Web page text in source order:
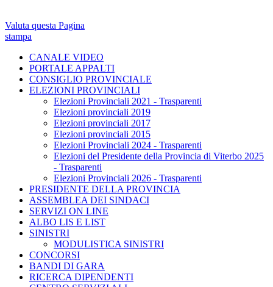
Valuta questa Pagina
stampa
CANALE VIDEO
PORTALE APPALTI
CONSIGLIO PROVINCIALE
ELEZIONI PROVINCIALI
Elezioni Provinciali 2021 - Trasparenti
Elezioni provinciali 2019
Elezioni provinciali 2017
Elezioni provinciali 2015
Elezioni Provinciali 2024 - Trasparenti
Elezioni del Presidente della Provincia di Viterbo 2025
- Trasparenti
Elezioni Provinciali 2026 - Trasparenti
PRESIDENTE DELLA PROVINCIA
ASSEMBLEA DEI SINDACI
SERVIZI ON LINE
ALBO LIS E LIST
SINISTRI
MODULISTICA SINISTRI
CONCORSI
BANDI DI GARA
RICERCA DIPENDENTI